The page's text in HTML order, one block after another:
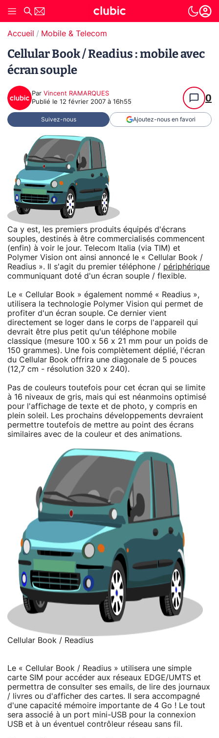
Accueil Mobile & Telecom
Cellular Book / Readius : mobile avec
écran souple
Par Vincent RAMARQUES
Publié le 12 février 2007 à 16h55 0
Suivez-nous Ajoutez-nous en favori
Ca y est, les premiers produits équipés d'écrans
souples, destinés à être commercialisés commencent
(enfin) à voir le jour. Telecom Italia (via TIM) et
Polymer Vision ont ainsi annoncé le « Cellular Book /
Readius ». Il s'agit du premier téléphone / périphérique
communiquant doté d'un écran souple / flexible.
Le « Cellular Book » également nommé « Readius »,
utilisera la technologie Polymer Vision qui permet de
profiter d'un écran souple. Ce dernier vient
directement se loger dans le corps de l'appareil qui
devrait être plus petit qu'un téléphone mobile
classique (mesure 100 x 56 x 21 mm pour un poids de
150 grammes). Une fois complètement déplié, l'écran
du Cellular Book offrira une diagonale de 5 pouces
(12,7 cm - résolution 320 x 240).
Pas de couleurs toutefois pour cet écran qui se limite
à 16 niveaux de gris, mais qui est néanmoins optimisé
pour l'affichage de texte et de photo, y compris en
plein soleil. Les prochains développements devraient
permettre toutefois de mettre au point des écrans
similaires avec de la couleur et des animations.
Cellular Book / Readius
Le « Cellular Book / Readius » utilisera une simple
carte SIM pour accéder aux réseaux EDGE/UMTS et
permettra de consulter ses emails, de lire des journaux
/ livres ou d'afficher des cartes. Il sera accompagné
d'une capacité mémoire importante de 4 Go ! Le tout
sera associé à un port mini-USB pour la connexion
USB et à un éventuel contrôleur réseau sans fil.